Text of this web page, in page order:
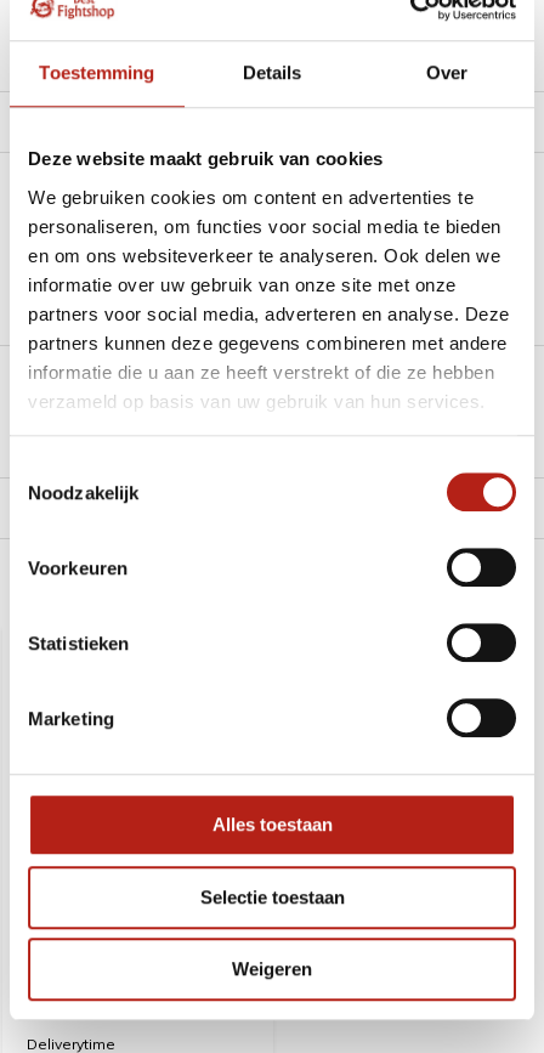
Toestemming Details Over
Deze website maakt gebruik van cookies
We gebruiken cookies om content en advertenties te
personaliseren, om functies voor social media te bieden
en om ons websiteverkeer te analyseren. Ook delen we
informatie over uw gebruik van onze site met onze
partners voor social media, adverteren en analyse. Deze
partners kunnen deze gegevens combineren met andere
informatie die u aan ze heeft verstrekt of die ze hebben
verzameld op basis van uw gebruik van hun services.
Noodzakelijk
Voorkeuren
Statistieken
Marketing
Alles toestaan
Selectie toestaan
Weigeren
Productomschrijving
Heb je een vraag over dit product?
Stel je vraag in de Chat voor een snel antwoord 24/7
Groot aantal nodig?
Klik hier om een offerte aan te vragen
Levering en retour
Deliverytime